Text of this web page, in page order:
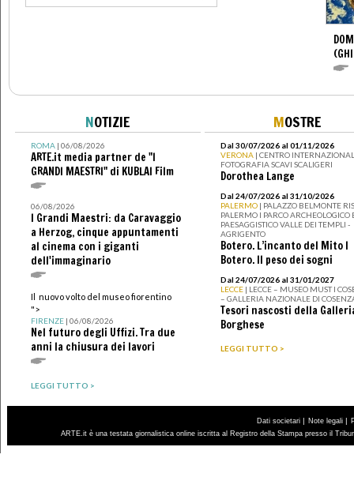
NOTIZIE
ROMA| 06/08/2026
ARTE.it media partner de "I
GRANDI MAESTRI" di KUBLAI Film
06/08/2026
I Grandi Maestri: da Caravaggio
a Herzog, cinque appuntamenti
al cinema con i giganti
dell'immaginario
Il nuovo volto del museo fiorentino
">
FIRENZE| 06/08/2026
Nel futuro degli Uffizi. Tra due
anni la chiusura dei lavori
LEGGI TUTTO >
MOSTRE
Dal 30/07/2026 al 01/11/2026
VERONA | CENTRO
FOTOGRAFIA SCAVI SCALIGERI
Dorothea Lange
Dal 24/07/2026 al 31/10/2026
PALERMO | PALAZZO BELMONTE
PALERMO I PARCO ARCHEOLOGICO
PAESAGGISTICO VALLE DEI TEMPLI -
AGRIGENTO
Botero. L’incanto del Mito I
Botero. Il peso dei sogni
Dal 24/07/2026 al 31/01/2027
LECCE | LECCE – MUSEO MUST I
– GALLERIA NAZIONALE DI
Tesori nascosti della
Borghese
LEGGI TUTTO >
Dati societari | Note legali |
ARTE.it è una testata giornalistica online iscritta al Registro della Stampa presso il